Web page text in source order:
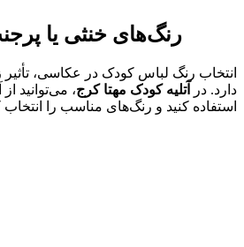
رنگ‌های خنثی یا
انتخاب رنگ لباس کودک در عکاسی،
دارد. در
آتلیه کودک مهتا کرج، می‌توانید
استفاده کنید و رنگ‌های مناسب را انتخاب